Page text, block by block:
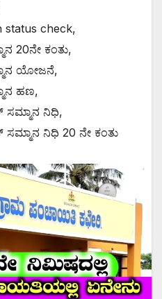
status check,
20ನೇ ಕಂತು,
ಯೋಜನೆ,
ಹಣ,
ಸಮ್ಮಾನ ನಿಧಿ,
ನಿಧಿ 20 ನೇ ಕಂತು